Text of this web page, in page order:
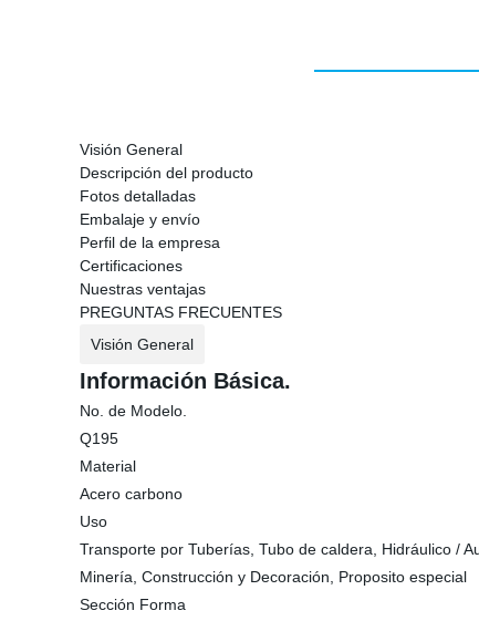
Visión General
Descripción del producto
Fotos detalladas
Embalaje y envío
Perfil de la empresa
Certificaciones
Nuestras ventajas
PREGUNTAS FRECUENTES
Visión General
Información Básica.
No. de Modelo.
Q195
Material
Acero carbono
Uso
Transporte por Tuberías, Tubo de caldera, Hidráulico /
Minería, Construcción y Decoración, Proposito especial
Sección Forma